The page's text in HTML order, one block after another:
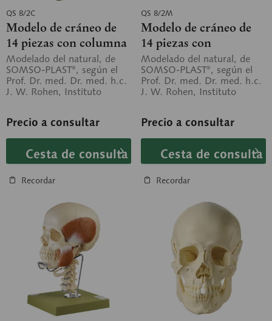
QS 8/2C
Modelo de cráneo de
14 piezas con columna
vertebral cervical y
hueso hioides
Modelado del natural, de
SOMSO-PLAST®, según el
Prof. Dr. med. Dr. med. h.c.
J. W. Rohen, Instituto
Precio a consultar
Cesta de consulta
Recordar
QS 8/2M
Modelo de cráneo de
14 piezas con
musculatura
masticatoria
Modelado del natural, de
SOMSO-PLAST®, según el
Prof. Dr. med. Dr. med. h.c.
J. W. Rohen, Instituto
Precio a consultar
Cesta de consulta
Recordar